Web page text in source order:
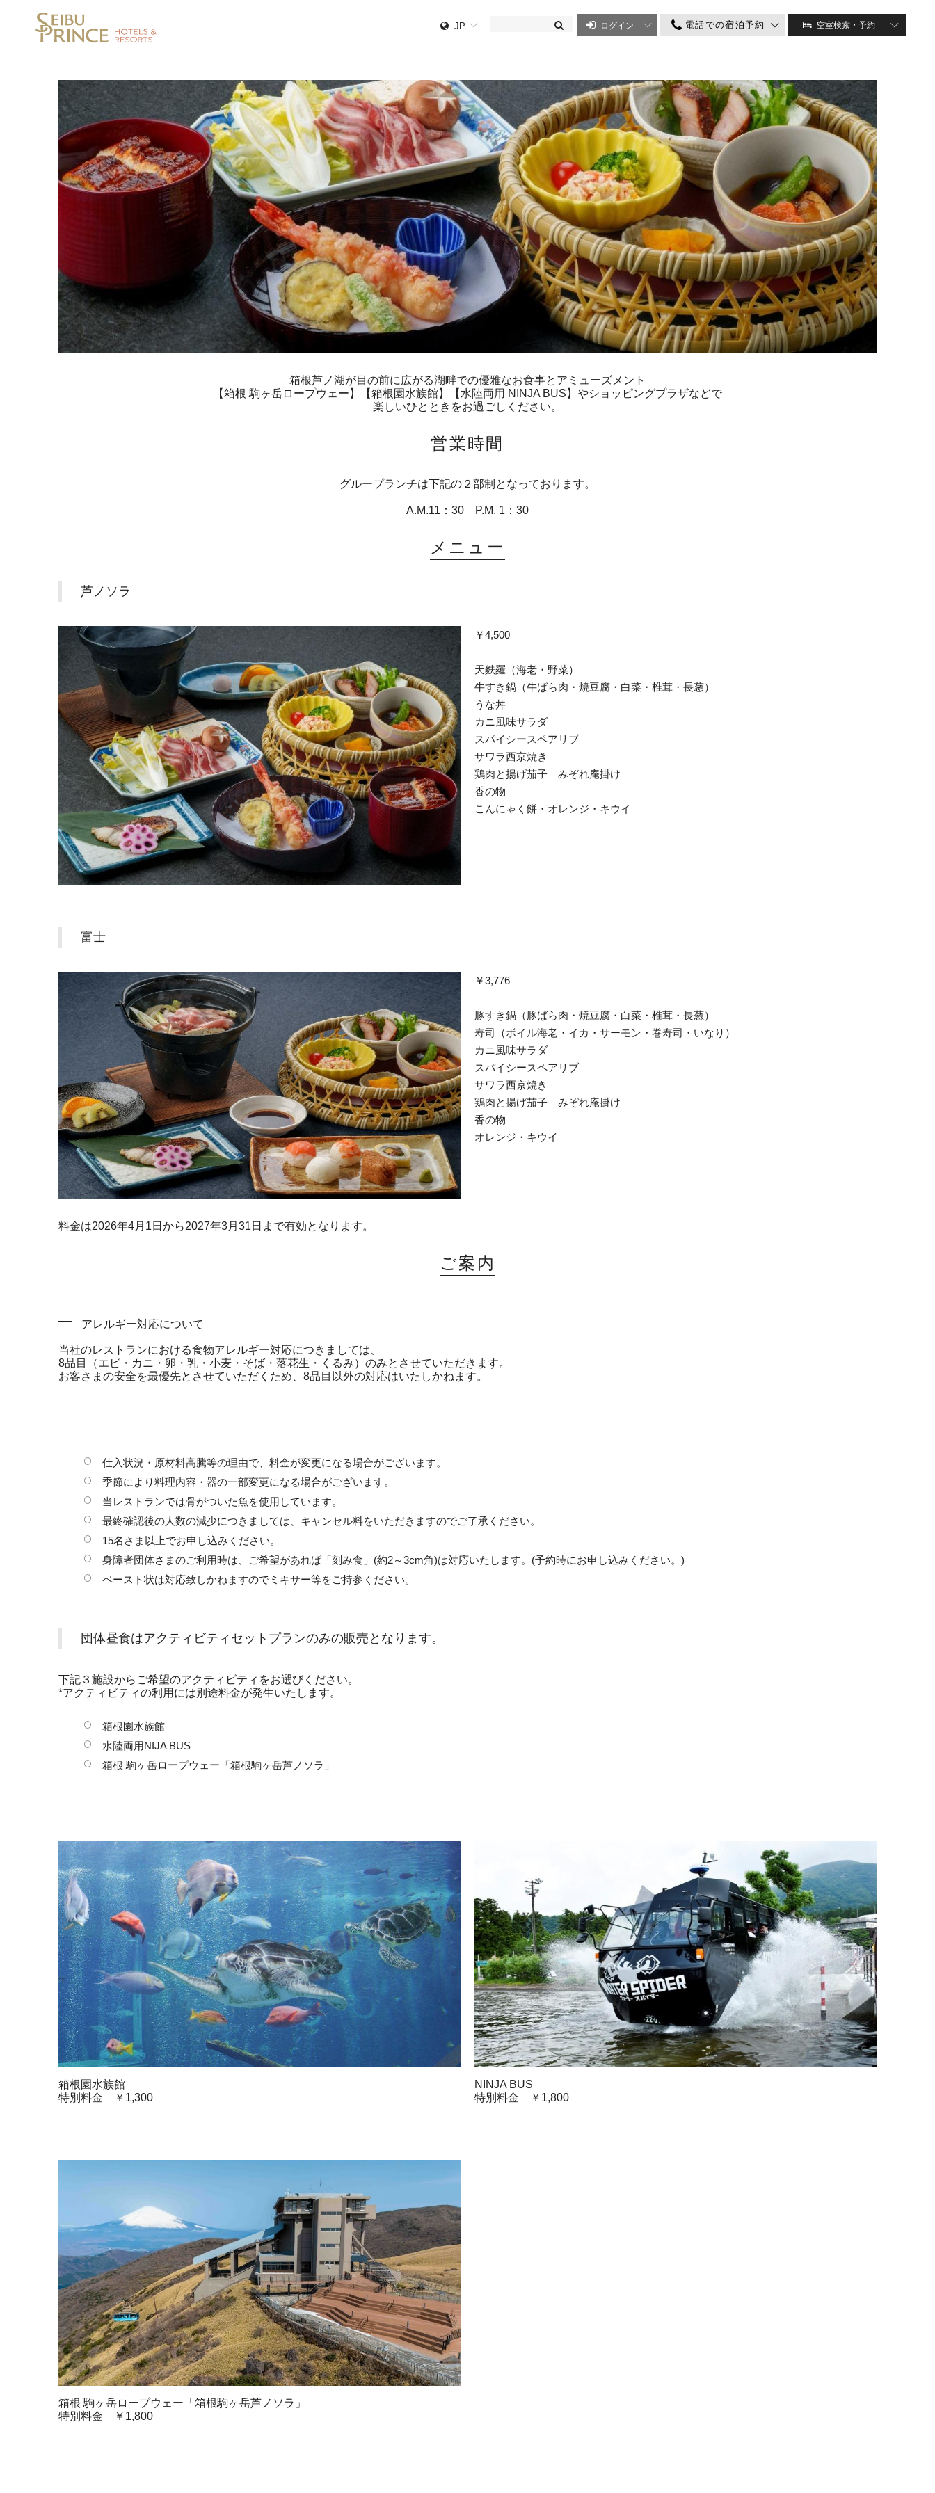
JP ログイン 電話での宿泊予約 空室検索・予約
箱根芦ノ湖が目の前に広がる湖畔での優雅なお食事とアミューズメント
【箱根 駒ヶ岳ロープウェー】【箱根園水族館】【水陸両用 NINJA BUS】やショッピングプラザなどで
楽しいひとときをお過ごしください。
営業時間
グループランチは下記の２部制となっております。
A.M.11：30 P.M. 1：30
メニュー
芦ノソラ
￥4,500
天麩羅（海老・野菜）
牛すき鍋（牛ばら肉・焼豆腐・白菜・椎茸・長葱）
うな丼
カニ風味サラダ
スパイシースペアリブ
サワラ西京焼き
鶏肉と揚げ茄子 みぞれ庵掛け
香の物
こんにゃく餅・オレンジ・キウイ
富士
￥3,776
豚すき鍋（豚ばら肉・焼豆腐・白菜・椎茸・長葱）
寿司（ボイル海老・イカ・サーモン・巻寿司・いなり）
カニ風味サラダ
スパイシースペアリブ
サワラ西京焼き
鶏肉と揚げ茄子 みぞれ庵掛け
香の物
オレンジ・キウイ
料金は2026年4月1日から2027年3月31日まで有効となります。
ご案内
アレルギー対応について
当社のレストランにおける食物アレルギー対応につきましては、
8品目（エビ・カニ・卵・乳・小麦・そば・落花生・くるみ）のみとさせていただきます。
お客さまの安全を最優先とさせていただくため、8品目以外の対応はいたしかねます。
仕入状況・原材料高騰等の理由で、料金が変更になる場合がございます。
季節により料理内容・器の一部変更になる場合がございます。
当レストランでは骨がついた魚を使用しています。
最終確認後の人数の減少につきましては、キャンセル料をいただきますのでご了承ください。
15名さま以上でお申し込みください。
身障者団体さまのご利用時は、ご希望があれば「刻み食」(約2～3cm角)は対応いたします。(予約時にお申し込みください。)
ペースト状は対応致しかねますのでミキサー等をご持参ください。
団体昼食はアクティビティセットプランのみの販売となります。
下記３施設からご希望のアクティビティをお選びください。
*アクティビティの利用には別途料金が発生いたします。
箱根園水族館
水陸両用NIJA BUS
箱根 駒ヶ岳ロープウェー「箱根駒ヶ岳芦ノソラ」
箱根園水族館
特別料金 ￥1,300
NINJA BUS
特別料金 ￥1,800
箱根 駒ヶ岳ロープウェー「箱根駒ヶ岳芦ノソラ」
特別料金 ￥1,800